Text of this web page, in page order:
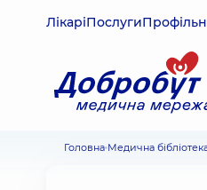
ЛікаріПослуги
Головна Медична